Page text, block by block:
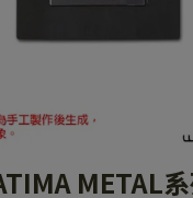
METAL